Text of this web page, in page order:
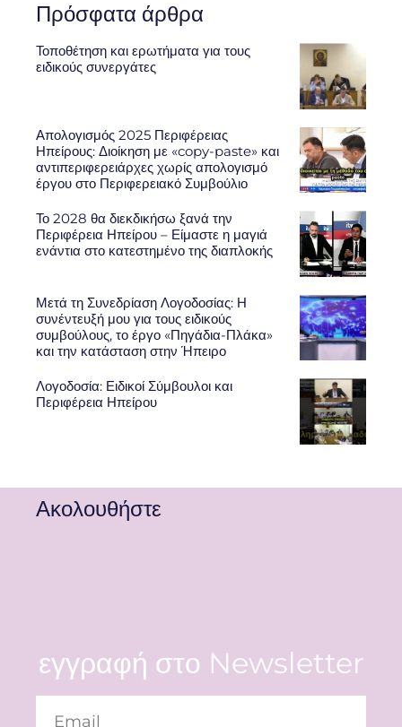
Πρόσφατα άρθρα
Τοποθέτηση και ερωτήματα για τους
ειδικούς συνεργάτες
Απολογισμός 2025 Περιφέρειας
Ηπείρους: Διοίκηση με «copy-paste» και
αντιπεριφερειάρχες χωρίς απολογισμό
έργου στο Περιφερειακό Συμβούλιο
Το 2028 θα διεκδικήσω ξανά την
Περιφέρεια Ηπείρου – Είμαστε η μαγιά
ενάντια στο κατεστημένο της διαπλοκής
Μετά τη Συνεδρίαση Λογοδοσίας: Η
συνέντευξή μου για τους ειδικούς
συμβούλους, το έργο «Πηγάδια-Πλάκα»
και την κατάσταση στην Ήπειρο
Λογοδοσία: Ειδικοί Σύμβουλοι και
Περιφέρεια Ηπείρου
Ακολουθήστε
εγγραφή στο Newsletter